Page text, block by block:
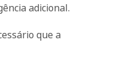
adicional.
que a